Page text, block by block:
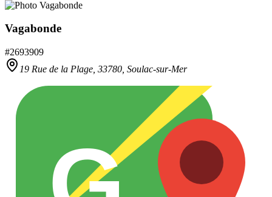
Vagabonde
#2693909
19 Rue de la Plage, 33780 Soulac-sur-Mer